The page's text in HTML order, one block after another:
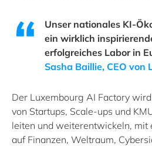
Unser nationales KI-
ein wirklich
erfolgreiches Labor in
Sasha Baillie, CEO von
Der Luxembourg AI Factory
von Startups, Scale-ups und
leiten und weiterentwickeln, mit
auf Finanzen, Weltraum,